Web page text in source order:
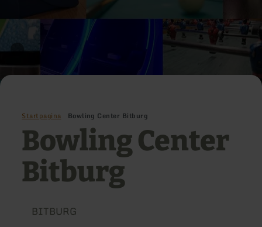
Startpagina Bowling Center Bitburg
Bowling Center
Bitburg
BITBURG